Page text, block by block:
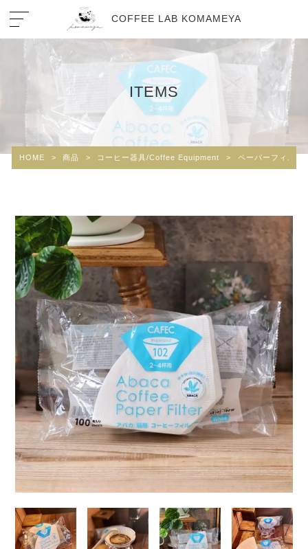
COFFEE LAB KOMAMEYA
ITEMS
HOME > 商品 > コーヒー器具/Coffee Equipment > ペーパーフィルタ